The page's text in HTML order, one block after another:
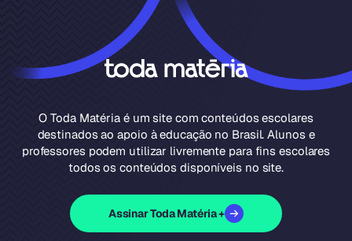
O Toda Matéria é um site com conteúdos escolares
destinados ao apoio à educação no Brasil. Alunos e
professores podem utilizar livremente para fins escolares
todos os conteúdos disponíveis no site.
Assinar Toda Matéria +